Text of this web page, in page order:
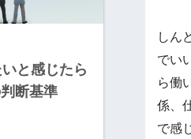
と感じたら
断基準
しん
でい
ら働
係、
で感